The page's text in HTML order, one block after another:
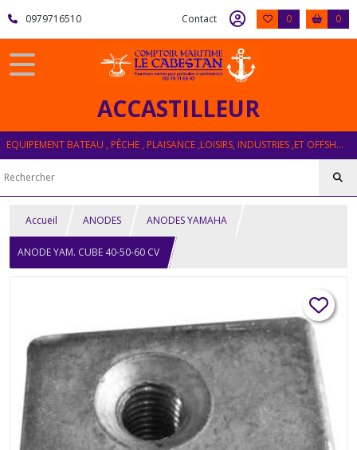
0979716510 Contact 0 0
ACCASTILLEUR
EQUIPEMENT BATEAU , PÊCHE , PLAISANCE ,LOISIRS, INDUSTRIES ,ET OFFSHORE
Accueil ANODES ANODES YAMAHA
ANODE YAM. CUBE 40-50-60 CV